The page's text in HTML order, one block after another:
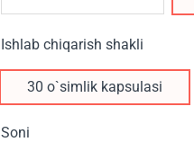
Ishlab chiqarish shakli
30 o`simlik kapsulasi
Soni